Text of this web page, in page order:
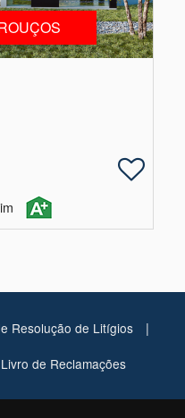
Resolução de Litígios |
Livro de Reclamações